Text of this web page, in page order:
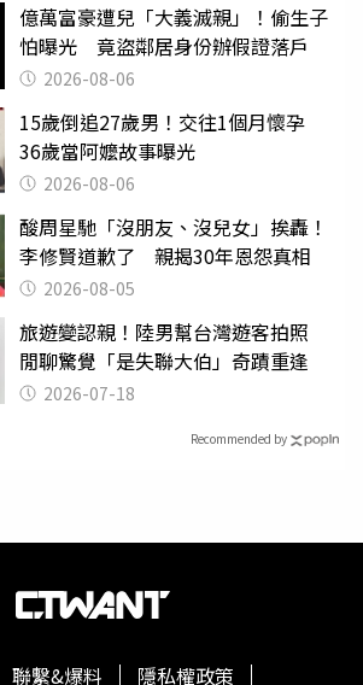
億萬富豪遭兒「大義滅親」！偷生子
怕曝光 竟盜鄰居身份辦假證落戶
2026-08-06
15歲倒追27歲男！交往1個月懷孕
36歲當阿嬤故事曝光
2026-08-06
酸周星馳「沒朋友、沒兒女」挨轟！
李修賢道歉了 親揭30年恩怨真相
2026-08-05
旅遊變認親！陸男幫台灣遊客拍照
閒聊驚覺「是失聯大伯」奇蹟重逢
2026-07-18
Recommended by
聯繫&爆料 隱私權政策